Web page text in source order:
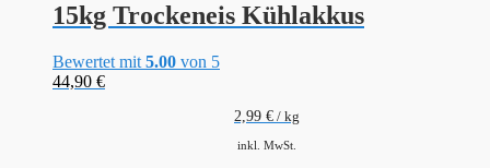
15kg Trockeneis Kühlakkus
Bewertet mit 5.00 von 5
44,90 €
2,99 € / kg
inkl. MwSt.